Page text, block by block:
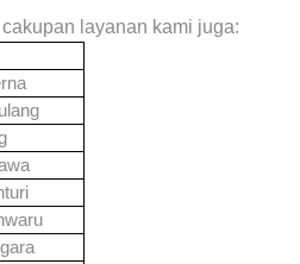
layanan kami juga: